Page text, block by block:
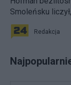
Smoleńsku
Redakcja